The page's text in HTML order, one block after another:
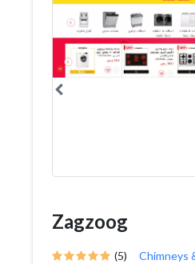
Zagzoog
(5) Chimneys